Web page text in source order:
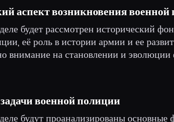
аспект возникновения
будет рассмотрен исторический
её роль в истории армии и ее
внимание на становлении и
военной полиции
будут проанализированы основные